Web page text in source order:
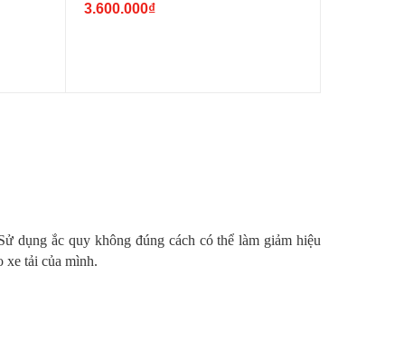
3.600.000₫
dụng ắc quy không đúng cách có thể làm giảm hiệu
xe tải của mình.